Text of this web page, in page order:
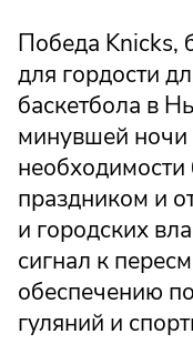
Победа Knicks,
для гордости
баскетбола в
минувшей
праздником и
и городских
сигнал к
обеспечению
гуляний и